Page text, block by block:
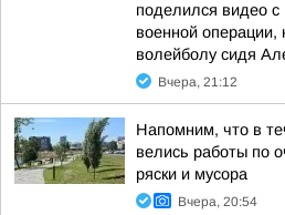
поделился видео
военной операции,
волейболу сидя
Вчера, 21:12
Напомним, что в
велись работы по
ряски и мусора
Вчера, 20:54